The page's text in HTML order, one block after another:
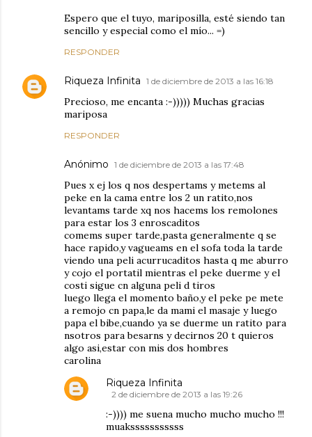
Espero que el tuyo, mariposilla, esté siendo tan
sencillo y especial como el mío... =)
RESPONDER
Riqueza Infinita 1 de diciembre de 2013 a las 16:18
Precioso, me encanta :-))))) Muchas gracias
mariposa
RESPONDER
Anónimo 1 de diciembre de 2013 a las 17:48
Pues x ej los q nos despertams y metems al
peke en la cama entre los 2 un ratito,nos
levantams tarde xq nos hacems los remolones
para estar los 3 enroscaditos
comems super tarde,pasta generalmente q se
hace rapido,y vagueams en el sofa toda la tarde
viendo una peli acurrucaditos hasta q me aburro
y cojo el portatil mientras el peke duerme y el
costi sigue cn alguna peli d tiros
luego llega el momento baño,y el peke pe mete
a remojo cn papa,le da mami el masaje y luego
papa el bibe,cuando ya se duerme un ratito para
nsotros para besarns y decirnos 20 t quieros
algo asi,estar con mis dos hombres
carolina
Riqueza Infinita
2 de diciembre de 2013 a las 19:26
:-)))) me suena mucho mucho mucho !!!
muaksssssssssss